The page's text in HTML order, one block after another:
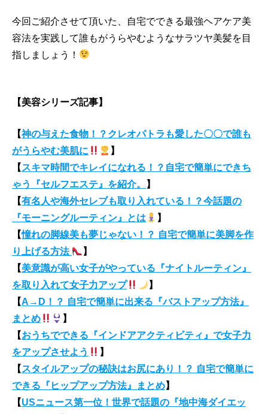
今回ご紹介させて頂いた、自宅でできる最強ヘアケア美
容法を実践して誰もがうらやむようなサラツヤ美髪を目
指しましょう！
【美容シリーズ記事】
【神の与えた食物！？クレオパトラも愛した〇〇で誰も
がうらやむ美肌に
】
【スキマ時間でキレイになれる！？自宅で簡単にできち
ゃう『セルフエステ』を紹介。
】
【有名人や海外セレブも取り入れている！？今話題の
『モーニングルーティン』とは
】
【憧れの脚線美も夢じゃない！？ 自宅で簡単に美脚を作
り上げる方法
】
【美意識が高い女子がやっている『ナイトルーティン』
を取り入れて女子力アップ
】
【A→D！？ 自宅で簡単に出来る『バストアップ方法』
まとめ
】
【おうちでできる『インドアアクティビティ』で女子力
をアップさせよう
】
【スタイルアップの秘訣はお尻にあり！？ 自宅で簡単に
できる『ヒップアップ方法』まとめ】
【USニュース第一位！世界で話題の『地中海ダイエッ